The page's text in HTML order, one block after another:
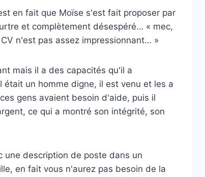
en fait que Moïse s'est fait proposer par
et complètement désespéré… « mec,
n'est pas assez impressionnant… »
mais il a des capacités qu'il a
un homme digne, il est venu et les a
gens avaient besoin d'aide, puis il
ce qui a montré son intégrité, son
une description de poste dans un
en fait vous n'aurez pas besoin de la